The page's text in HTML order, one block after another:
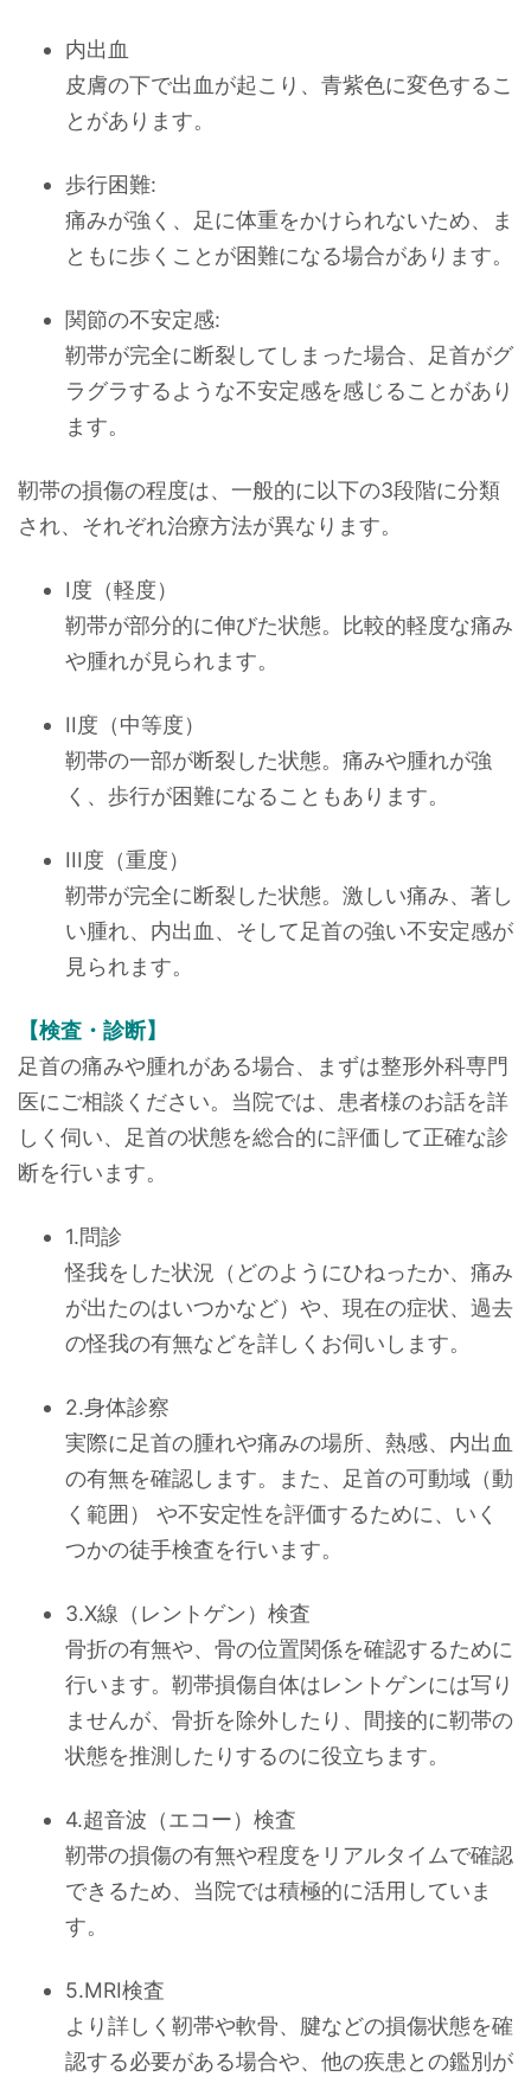
内出血
皮膚の下で出血が起こり、青紫色に変色するこ
とがあります。
歩行困難:
痛みが強く、足に体重をかけられないため、ま
ともに歩くことが困難になる場合があります。
関節の不安定感:
靭帯が完全に断裂してしまった場合、足首がグ
ラグラするような不安定感を感じることがあり
ます。
靭帯の損傷の程度は、一般的に以下の3段階に分類
され、それぞれ治療方法が異なります。
I度（軽度）
靭帯が部分的に伸びた状態。比較的軽度な痛み
や腫れが見られます。
II度（中等度）
靭帯の一部が断裂した状態。痛みや腫れが強
く、歩行が困難になることもあります。
III度（重度）
靭帯が完全に断裂した状態。激しい痛み、著し
い腫れ、内出血、そして足首の強い不安定感が
見られます。
【検査・診断】
足首の痛みや腫れがある場合、まずは整形外科専門
医にご相談ください。当院では、患者様のお話を詳
しく伺い、足首の状態を総合的に評価して正確な診
断を行います。
1.問診
怪我をした状況（どのようにひねったか、痛み
が出たのはいつかなど）や、現在の症状、過去
の怪我の有無などを詳しくお伺いします。
2.身体診察
実際に足首の腫れや痛みの場所、熱感、内出血
の有無を確認します。また、足首の可動域（動
く範囲） や不安定性を評価するために、いく
つかの徒手検査を行います。
3.X線（レントゲン）検査
骨折の有無や、骨の位置関係を確認するために
行います。靭帯損傷自体はレントゲンには写り
ませんが、骨折を除外したり、間接的に靭帯の
状態を推測したりするのに役立ちます。
4.超音波（エコー）検査
靭帯の損傷の有無や程度をリアルタイムで確認
できるため、当院では積極的に活用していま
す。
5.MRI検査
より詳しく靭帯や軟骨、腱などの損傷状態を確
認する必要がある場合や、他の疾患との鑑別が